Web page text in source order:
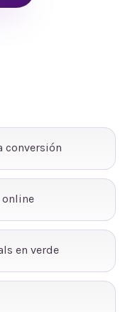
conversión
online
en verde